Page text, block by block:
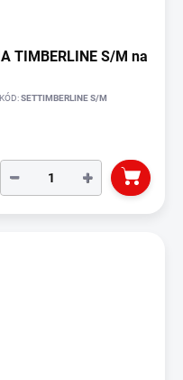
TIMBERLINE S/M na
KÓD:SETTIMBERLINE S/M
+
−